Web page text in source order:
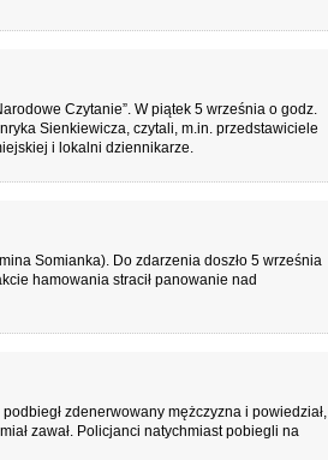
Czytanie”. W piątek 5 września o godz.
Sienkiewicza, czytali, m.in. przedstawiciele
i lokalni dziennikarze.
Somianka). Do zdarzenia doszło 5 września
hamowania stracił panowanie nad
zdenerwowany mężczyzna i powiedział,
zawał. Policjanci natychmiast pobiegli na